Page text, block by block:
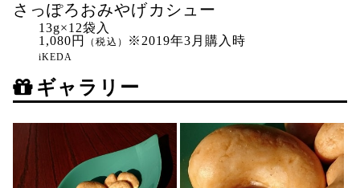
さっぽろおみやげカシュー
13g×12袋入
1,080円
（税込） ※2019年3月購入時
iKEDA
ギャラリー